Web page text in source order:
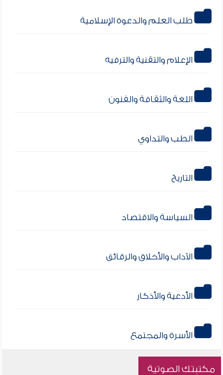
طلب العلم والدعوة الإسلامية
الإعلام والتقنية والترفيه
اللغة والثقافة والفنون
الطب والتداوي
التاريخ
السياسة والاقتصاد
الآداب والأخلاق والرقائق
الأدعية والأذكار
الأسرة والمجتمع
مكتبتك الصوتية